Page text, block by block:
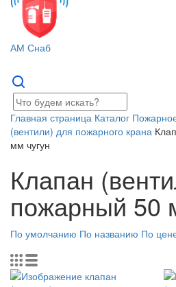
АМ Снаб
Главная страница Каталог
(вентили) для пожарного крана
мм чугун
Клапан
пожарный 50
По умолчанию По названию По